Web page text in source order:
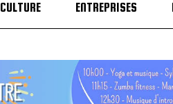
CULTURE ENTREPRISES